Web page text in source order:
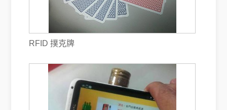
RFID 撲克牌